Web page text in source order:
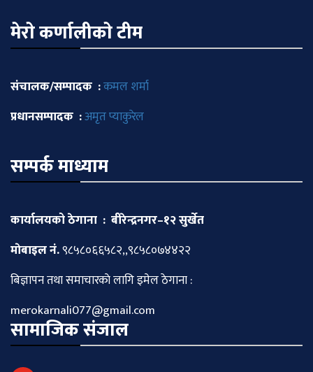
मेराे कर्णालीकाे टीम
संचालक/सम्पादक :कमल शर्मा
प्रधानसम्पादक :अमृत प्याकुरेल
सम्पर्क माध्याम
कार्यालयको ठेगाना : बीरेन्द्रनगर–१२ सुर्खेत
माेबाइल नं.९८५८०६६५८२,,९८५८०७४४२२
बिज्ञापन तथा समाचारकाे लागि इमेल ठेगाना :
merokarnali077@gmail.com
सामाजिक संजाल